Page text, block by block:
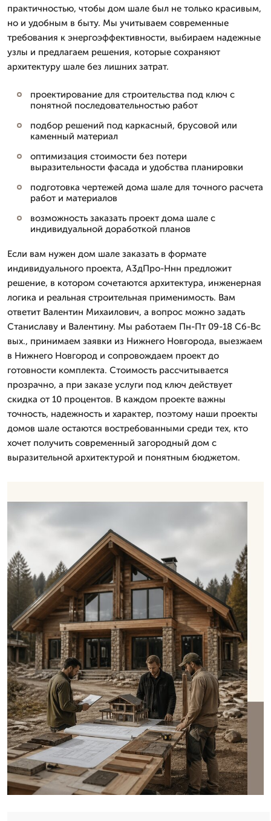
практичностью, чтобы дом шале был не только красивым,
но и удобным в быту. Мы учитываем современные
требования к энергоэффективности, выбираем надежные
узлы и предлагаем решения, которые сохраняют
архитектуру шале без лишних затрат.
проектирование для строительства под ключ с
понятной последовательностью работ
подбор решений под каркасный, брусовой или
каменный материал
оптимизация стоимости без потери
выразительности фасада и удобства планировки
подготовка чертежей дома шале для точного расчета
работ и материалов
возможность заказать проект дома шале с
индивидуальной доработкой планов
Если вам нужен дом шале заказать в формате
индивидуального проекта, А3дПро-Ннн предложит
решение, в котором сочетаются архитектура, инженерная
логика и реальная строительная применимость. Вам
ответит Валентин Михаилович, а вопрос можно задать
Станиславу и Валентину. Мы работаем Пн-Пт 09-18 Сб-Вс
вых., принимаем заявки из Нижнего Новгорода, выезжаем
в Нижнего Новгород и сопровождаем проект до
готовности комплекта. Стоимость рассчитывается
прозрачно, а при заказе услуги под ключ действует
скидка от 10 процентов. В каждом проекте важны
точность, надежность и характер, поэтому наши проекты
домов шале остаются востребованными среди тех, кто
хочет получить современный загородный дом с
выразительной архитектурой и понятным бюджетом.